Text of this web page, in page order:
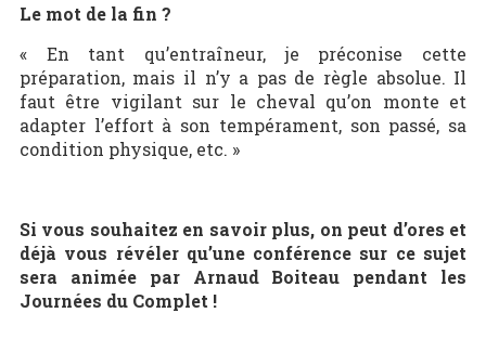
Le mot de la fin ?
« En tant qu’entraîneur, je préconise cette
préparation, mais il n’y a pas de règle absolue. Il
faut être vigilant sur le cheval qu’on monte et
adapter l’effort à son tempérament, son passé, sa
condition physique, etc. »
Si vous souhaitez en savoir plus, on peut d’ores et
déjà vous révéler qu’une conférence sur ce sujet
sera animée par Arnaud Boiteau pendant les
Journées du Complet !